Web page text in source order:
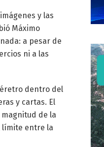
y las
Máximo
a pesar de
ni a las
dentro del
y cartas. El
de la
límite entre la